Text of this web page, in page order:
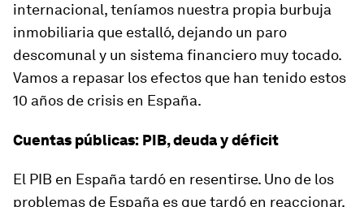
internacional, teníamos nuestra propia burbuja
inmobiliaria que estalló, dejando un paro
descomunal y un sistema financiero muy tocado.
Vamos a repasar los efectos que han tenido estos
10 años de crisis en España.
Cuentas públicas: PIB, deuda y déficit
El PIB en España tardó en resentirse. Uno de los
problemas de España es que tardó en reaccionar,